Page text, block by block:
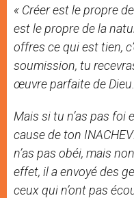
« Créer est le propre
est le propre de la
offres ce qui est tien,
soumission, tu
œuvre parfaite de Dieu.
Mais si tu n’as pas foi
cause de ton
n’as pas obéi, mais
effet, il a envoyé des
ceux qui n’ont pas